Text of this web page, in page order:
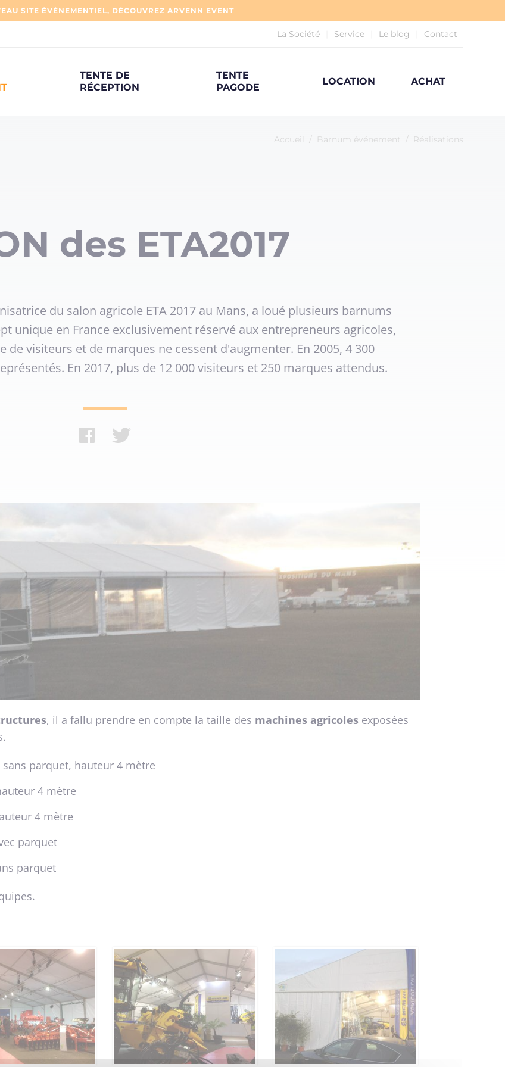
SITE ÉVÉNEMENTIEL, DÉCOUVREZ ARVENN EVENT
La Société Service Le blog Contact
TENTE DE
RÉCEPTION
TENTE
PAGODE
LOCATION ACHAT
Accueil / Barnum événement / Réalisations
des ETA2017
du salon agricole ETA 2017 au Mans, a loué plusieurs barnums
unique en France exclusivement réservé aux entrepreneurs agricoles,
visiteurs et de marques ne cessent d'augmenter. En 2005, 4 300
En 2017, plus de 12 000 visiteurs et 250 marques attendus.
, il a fallu prendre en compte la taille des machines agricoles exposées
parquet, hauteur 4 mètre
4 mètre
4 mètre
parquet
parquet